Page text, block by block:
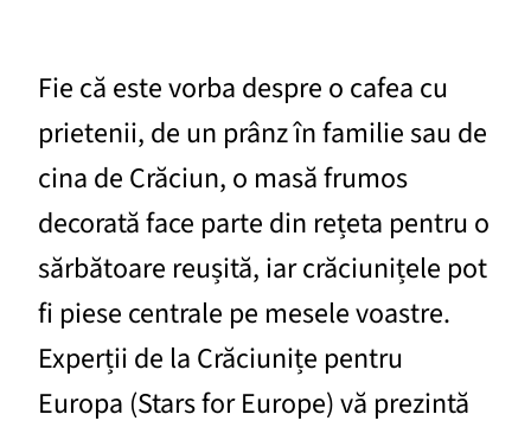
Fie că este vorba despre o cafea cu
prietenii, de un prânz în familie sau de
cina de Crăciun, o masă frumos
decorată face parte din rețeta pentru o
sărbătoare reușită, iar crăciunițele pot
fi piese centrale pe mesele voastre.
Experții de la Crăciunițe pentru
Europa (Stars for Europe) vă prezintă